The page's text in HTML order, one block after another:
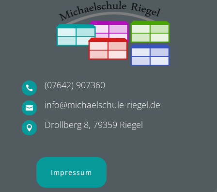
 (07642) 907360
 info@michaelschule-riegel.de
 Drollberg 8, 79359 Riegel
Impressum